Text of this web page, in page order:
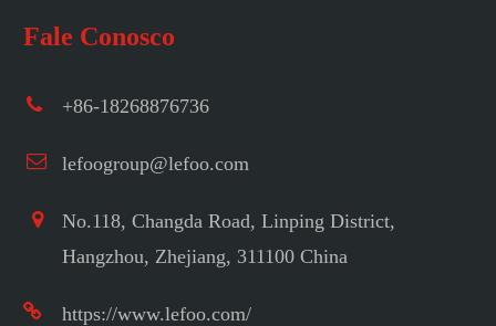
Fale Conosco
+86-18268876736
lefoogroup@lefoo.com
No.118, Changda Road, Linping District,
Hangzhou, Zhejiang, 311100 China
https://www.lefoo.com/